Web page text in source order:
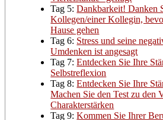
Tag 5:Dankbarkeit! Danken
Kollegen/einer Kollegin,
Hause gehen
Tag 6: Stress und seine
Umdenken ist angesagt
Tag 7:Entdecken Sie Ihre
Selbstreflexion
Tag 8:Entdecken Sie Ihre
Machen Sie den Test zu den
Charakterstärken
Tag 9:Kommen Sie Ihrer